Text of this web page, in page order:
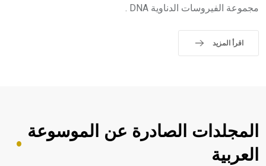
مجموعة الفيروسات الدناوية DNA .
اقرأ المزيد
المجلدات الصادرة عن الموسوعة
العربية